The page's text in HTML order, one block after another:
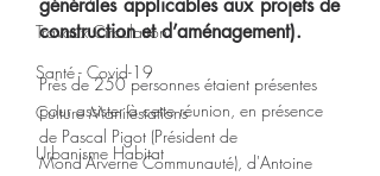
Travaux Circulation
Santé - Covid-19
Culture Manifestations
Urbanisme Habitat
générales applicables aux projets de
construction et d’aménagement).
Près de 250 personnes étaient présentes
pour assister à cette réunion, en présence
de Pascal Pigot (Président de
Mond’Arverne Communauté), d'Antoine